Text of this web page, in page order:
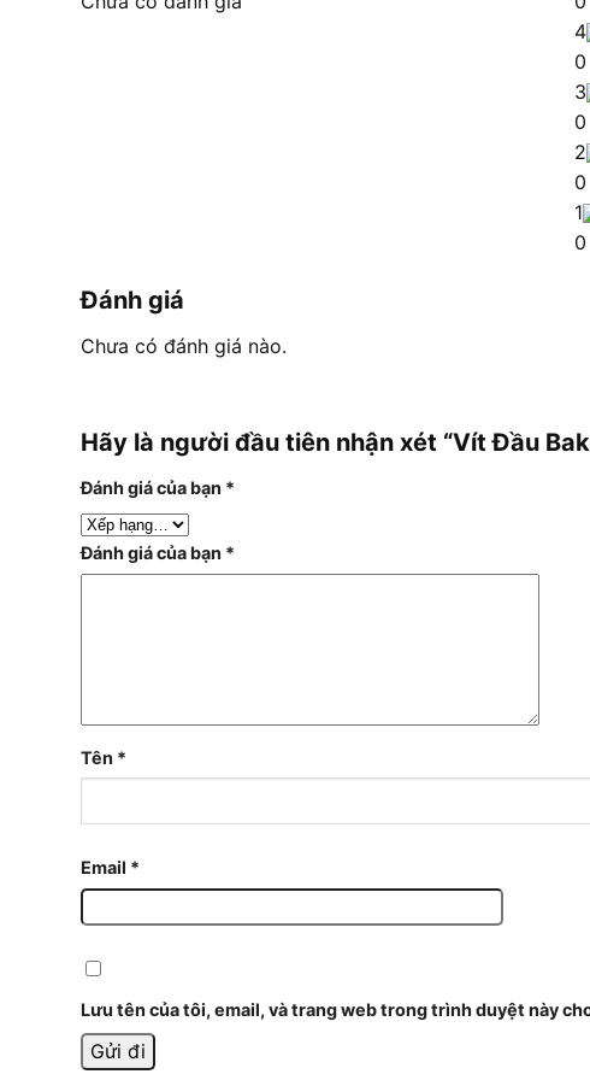
4
0
3
0
2
0
1
0
Đánh giá
Chưa có đánh giá nào.
Hãy là người đầu tiên nhận xét “Vít Đầu
Đánh giá của bạn *
Đánh giá của bạn *
Tên *
Email *
Lưu tên của tôi, email, và trang web trong trình duyệt này